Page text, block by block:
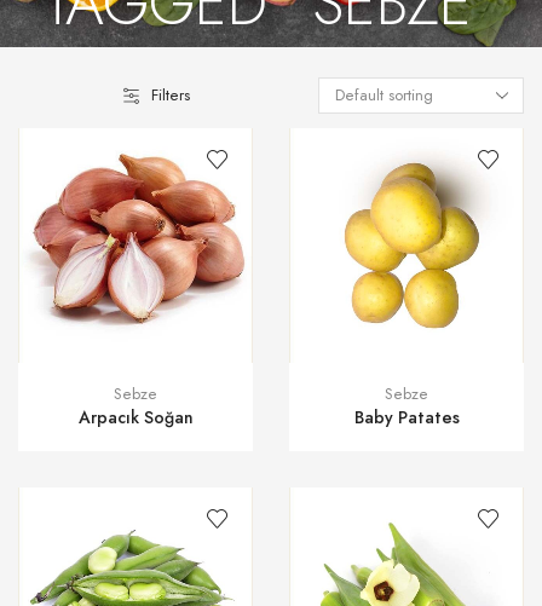
Filters
Sebze
Arpacık Soğan
Sebze
Baby Patates